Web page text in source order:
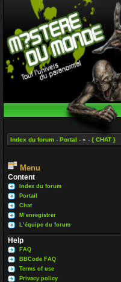
Index du forum - Portal - » - { CHAT }
Menu
Content
Index du forum
Portail
Chat
M’enregistrer
L’équipe du forum
Help
FAQ
BBCode FAQ
Terms of use
Privacy policy